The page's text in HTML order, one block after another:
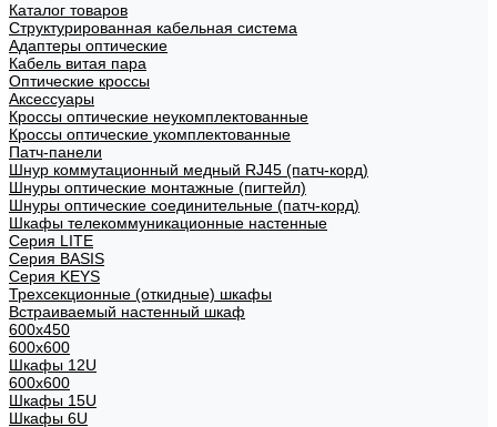
Каталог товаров
Структурированная кабельная система
Адаптеры оптические
Кабель витая пара
Оптические кроссы
Аксессуары
Кроссы оптические неукомплектованные
Кроссы оптические укомплектованные
Патч-панели
Шнур коммутационный медный RJ45 (патч-корд)
Шнуры оптические монтажные (пигтейл)
Шнуры оптические соединительные (патч-корд)
Шкафы телекоммуникационные настенные
Cерия LITE
Cерия BASIS
Cерия KEYS
Трехсекционные (откидные) шкафы
Встраиваемый настенный шкаф
600x450
600x600
Шкафы 12U
600x600
Шкафы 15U
Шкафы 6U